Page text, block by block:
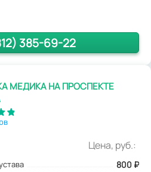
385-69-22
МЕДИКА НА ПРОСПЕКТЕ
Цена, руб.:
800 ₽